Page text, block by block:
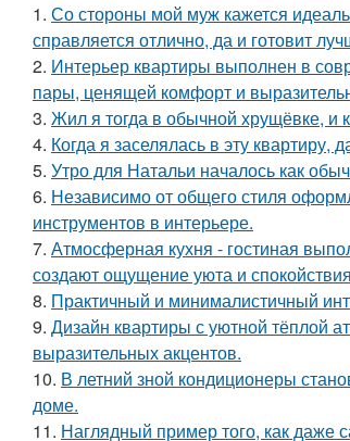
1. Со стороны мой муж кажется
справляется отлично, да и готовит
2. Интерьер квартиры выполнен в
пары, ценящей комфорт и
3. Жил я тогда в обычной хрущёвке, и
4. Когда я заселялась в эту квартиру,
5. Утро для Натальи началось как
6. Независимо от общего стиля
инструментов в интерьере.
7. Атмосферная кухня - гостиная
создают ощущение уюта и
8. Практичный и минималистичный
9. Дизайн квартиры с уютной тёплой
выразительных акцентов.
10. В летний зной кондиционеры
доме.
11. Наглядный пример того, как даже